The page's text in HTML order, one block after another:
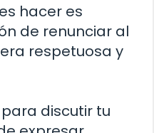
hacer es
de renunciar al
respetuosa y
discutir tu